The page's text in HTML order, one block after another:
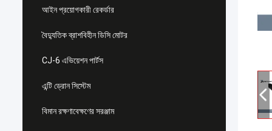
আইন প্রয়োগকারী রেকর্ডার
বৈদ্যুতিক ব্রাশবিহীন ডিসি মোটর
CJ-6 এভিয়েশন পার্টস
এন্টি ড্রোন সিস্টেম
বিমান রক্ষণাবেক্ষণের সরঞ্জাম